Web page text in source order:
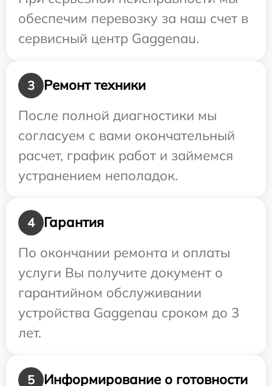
обеспечим перевозку за наш счет в
сервисный центр Gaggenau.
3
Ремонт техники
После полной диагностики мы
согласуем с вами окончательный
расчет, график работ и займемся
устранением неполадок.
4
Гарантия
По окончании ремонта и оплаты
услуги Вы получите документ о
гарантийном обслуживании
устройства Gaggenau сроком до 3
лет.
5
Информирование о готовности